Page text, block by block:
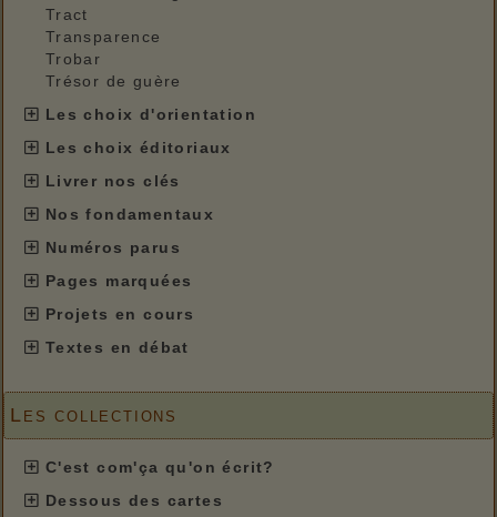
Tract
Transparence
Trobar
Trésor de guère
Les choix d'orientation
Les choix éditoriaux
Livrer nos clés
Nos fondamentaux
Numéros parus
Pages marquées
Projets en cours
Textes en débat
Les collections
C'est com'ça qu'on écrit?
Dessous des cartes